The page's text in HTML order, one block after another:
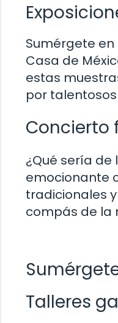
Sumérgete
Casa de
estas
por
Concierto
¿Qué sería
emocionante
tradicionales
compás de la
Talleres